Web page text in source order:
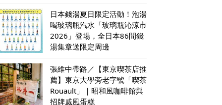
日本錢湯夏日限定活動！泡湯
喝玻璃瓶汽水「玻璃瓶沁涼市
2026」登場，全日本86間錢
湯集章送限定周邊
張維中帶路／【東京喫茶店推
薦】東京大學旁老字號「喫茶
Rouault」｜昭和風咖啡館與
招牌戚風蛋糕